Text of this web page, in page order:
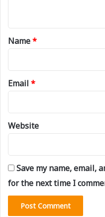
*
Name*
Email *
Website
Save my name, email,
for the next time I